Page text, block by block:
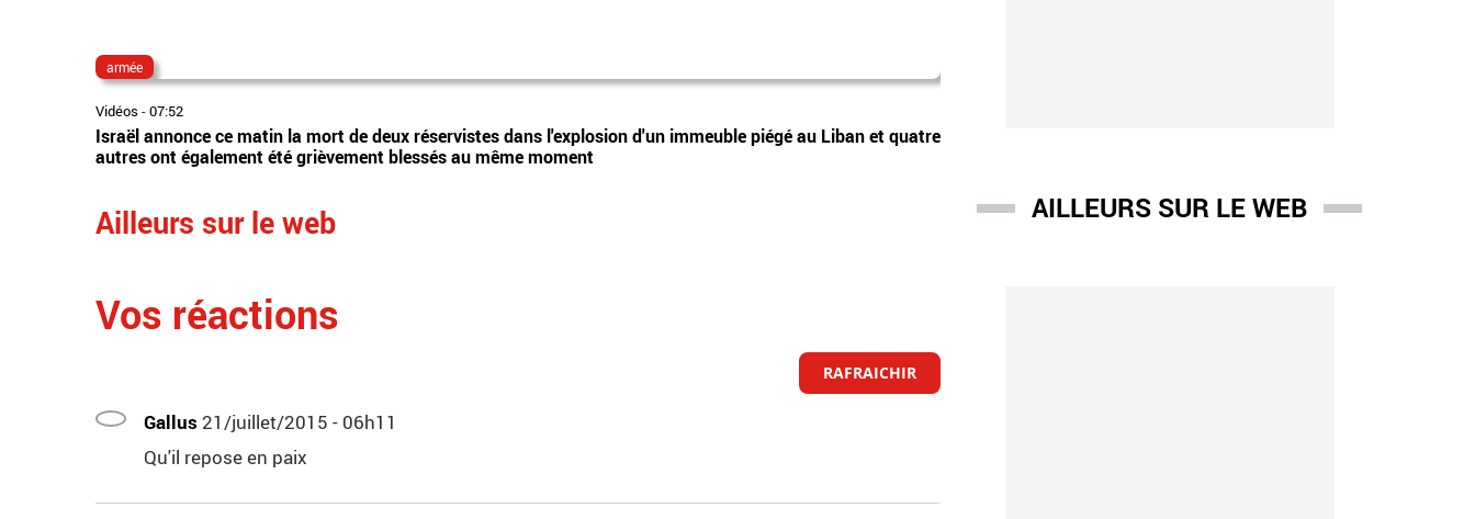
armée
Vidéos -07:52
Israël annonce ce matin la mort de deux réservistes dans l'explosion d'un immeuble piégé au Liban et quatre
autres ont également été grièvement blessés au même moment
Ailleurs sur le web
Vos réactions
RAFRAICHIR
Gallus 21/juillet/2015 - 06h11
Qu'il repose en paix
AILLEURS SUR LE WEB